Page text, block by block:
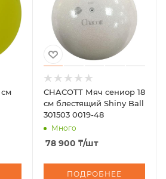
см
CHACOTT Мяч сениор 18
см блестящий Shiny Ball
301503 0019-48
Много
78 900 ₸/шт
ПОДРОБНЕЕ